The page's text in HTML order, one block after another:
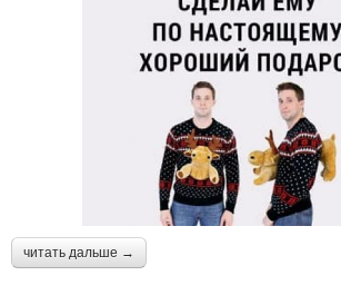
читать дальше →